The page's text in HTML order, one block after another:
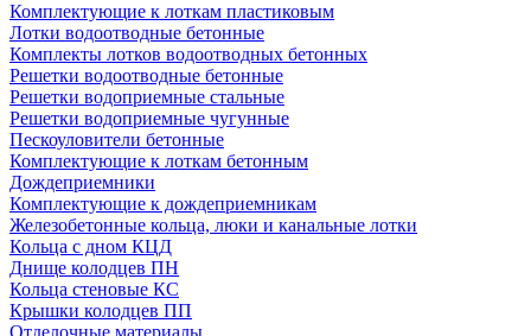
Комплектующие к лоткам пластиковым
Лотки водоотводные бетонные
Комплекты лотков водоотводных бетонных
Решетки водоотводные бетонные
Решетки водоприемные стальные
Решетки водоприемные чугунные
Пескоуловители бетонные
Комплектующие к лоткам бетонным
Дождеприемники
Комплектующие к дождеприемникам
Железобетонные кольца, люки и канальные лотки
Кольца с дном КЦД
Днище колодцев ПН
Кольца стеновые КС
Крышки колодцев ПП
Отделочные материалы